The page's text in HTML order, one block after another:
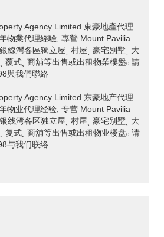
Agency Limited 東豪地產代理
物業代理經驗, 專營 Mount Pavilia
線灣各區獨立屋ˎ 村屋ˎ 豪宅別墅ˎ 大
覆式ˎ 商舖等出售或出租物業樓盤ₒ 請
與我們聯絡
Agency Limited 东豪地产代理
物业代理经验, 专营 Mount Pavilia
线湾各区独立屋ˎ 村屋ˎ 豪宅别墅ˎ 大
复式ˎ 商舖等出售或出租物业楼盘ₒ 请
与我们联络